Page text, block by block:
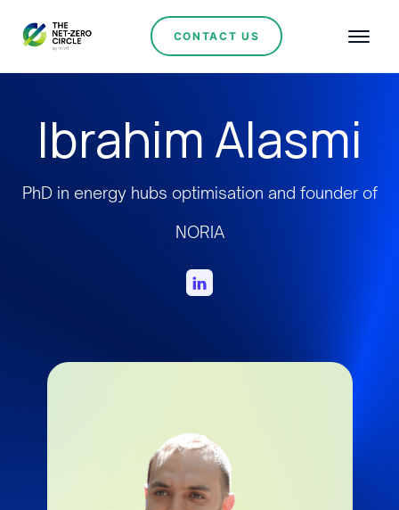
CONTACT US
Ibrahim Alasmi
PhD in energy hubs optimisation and founder of
NORIA